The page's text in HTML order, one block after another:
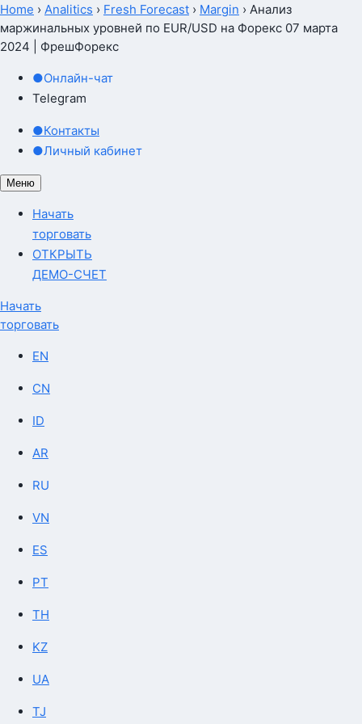
Home › Analitics › Fresh Forecast › Margin › Анализ
маржинальных уровней по EUR/USD на Форекс 07 марта
2024 | ФрешФорекс
●Онлайн-чат
Telegram
●Контакты
●Личный кабинет
Меню
Начать
торговать
ОТКРЫТЬ
ДЕМО-СЧЕТ
Начать
торговать
EN
CN
ID
AR
RU
VN
ES
PT
TH
KZ
UA
TJ